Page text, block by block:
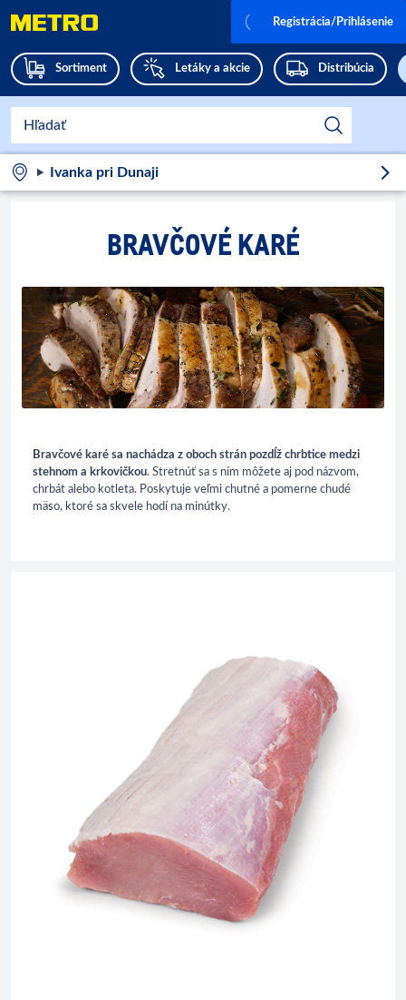
Sortiment Letáky a akcie Distribúcia
Registrácia/Prihlásenie
Ivanka pri Dunaji
BRAVČOVÉ KARÉ
Bravčové karé sa nachádza z oboch strán pozdĺž chrbtice medzi
stehnom a krkovičkou. Stretnúť sa s ním môžete aj pod názvom,
chrbát alebo kotleta. Poskytuje veľmi chutné a pomerne chudé
mäso, ktoré sa skvele hodí na minútky.